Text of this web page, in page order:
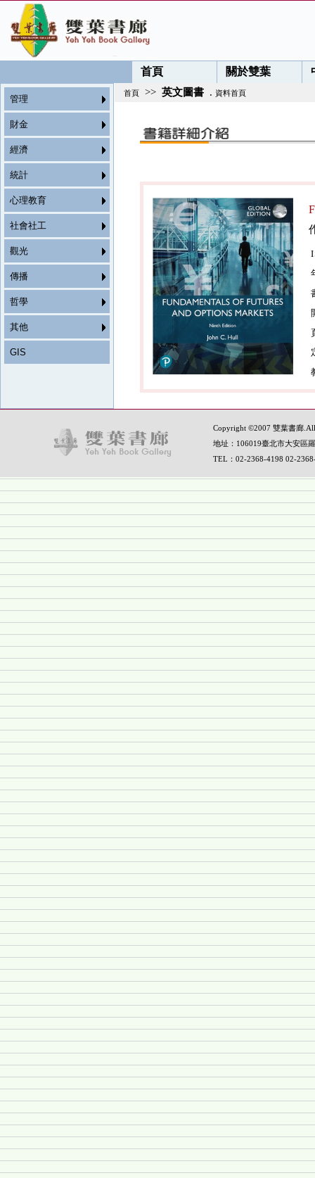
首頁 關於雙葉
管理
財金
經濟
統計
心理教育
社會社工
觀光
傳播
哲學
其他
GIS
首頁 >> 英文圖書 . 資料首頁
Copyright ©2007 雙葉書廊.All
地址：106019臺北市大安區
TEL：02-2368-4198 02-